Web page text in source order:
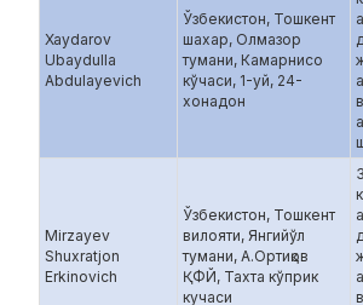
Xaydarov
Ubaydulla
Abdulayevich
Ўзбекистон, Тошкент
шахар, Олмазор
тумани, Камарнисо
кўчаси, 1-уй, 24-
хонадон
Mirzayev
Shuxratjon
Erkinovich
Ўзбекистон, Тошкент
вилояти, Янгийўл
тумани, А.Ортиқов
ҚФЙ, Тахта кўприк
кучаси